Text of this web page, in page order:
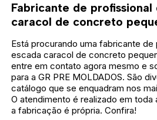
Fabricante de profissional
caracol de concreto
Está procurando uma fabricante
escada caracol de concreto
entre em contato agora mesmo e
para a GR PRE MOLDADOS. São
catálogo que se enquadram nos
O atendimento é realizado em toda
a fabricação é própria. Confira!